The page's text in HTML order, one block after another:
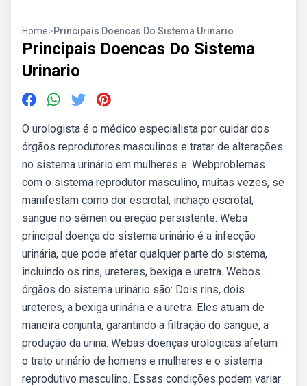
Home>Principais Doencas Do Sistema Urinario
Principais Doencas Do Sistema
Urinario
O urologista é o médico especialista por cuidar dos
órgãos reprodutores masculinos e tratar de alterações
no sistema urinário em mulheres e. Webproblemas
com o sistema reprodutor masculino, muitas vezes, se
manifestam como dor escrotal, inchaço escrotal,
sangue no sêmen ou ereção persistente. Weba
principal doença do sistema urinário é a infecção
urinária, que pode afetar qualquer parte do sistema,
incluindo os rins, ureteres, bexiga e uretra. Webos
órgãos do sistema urinário são: Dois rins, dois
ureteres, a bexiga urinária e a uretra. Eles atuam de
maneira conjunta, garantindo a filtração do sangue, a
produção da urina. Webas doenças urológicas afetam
o trato urinário de homens e mulheres e o sistema
reprodutivo masculino. Essas condições podem variar